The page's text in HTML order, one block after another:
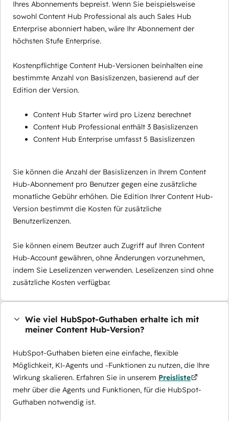
Ihres Abonnements bepreist. Wenn Sie beispielsweise
sowohl Content Hub Professional als auch Sales Hub
Enterprise abonniert haben, wäre Ihr Abonnement der
höchsten Stufe Enterprise.
Kostenpflichtige Content Hub-Versionen beinhalten eine
bestimmte Anzahl von Basislizenzen, basierend auf der
Edition der Version.
Content Hub Starter wird pro Lizenz berechnet
Content Hub Professional enthält 3 Basislizenzen
Content Hub Enterprise umfasst 5 Basislizenzen
Sie können die Anzahl der Basislizenzen in Ihrem Content
Hub-Abonnement pro Benutzer gegen eine zusätzliche
monatliche Gebühr erhöhen. Die Edition Ihrer Content Hub-
Version bestimmt die Kosten für zusätzliche
Benutzerlizenzen.
Sie können einem Beutzer auch Zugriff auf Ihren Content
Hub-Account gewähren, ohne Änderungen vorzunehmen,
indem Sie Leselizenzen verwenden. Leselizenzen sind ohne
zusätzliche Kosten verfügbar.
Wie viel HubSpot-Guthaben erhalte ich mit
meiner Content Hub-Version?
HubSpot-Guthaben bieten eine einfache, flexible
Möglichkeit, KI-Agents und -Funktionen zu nutzen, die Ihre
Wirkung skalieren. Erfahren Sie in unserem Preisliste
mehr über die Agents und Funktionen, für die HubSpot-
Guthaben notwendig ist.